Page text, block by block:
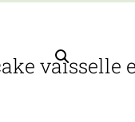
vaisselle